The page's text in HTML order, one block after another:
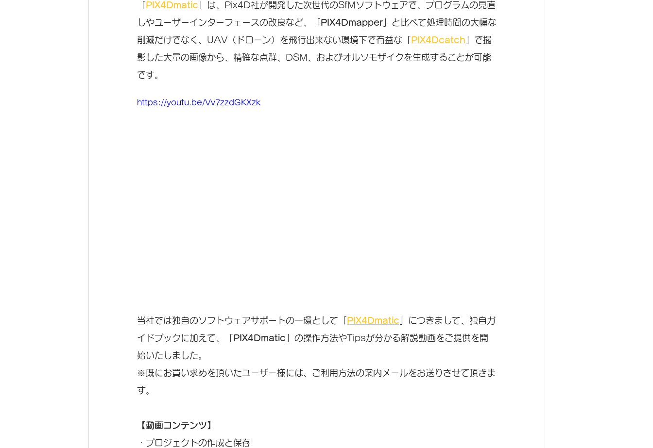
PIX4Dmatic 」は、Pix4D社が開発した次世代のSfMソフトウェアで、プログラムの見直
しやユーザーインターフェースの改良など、「 PIX4Dmapper 」と比べて処理時間の大幅な
削減だけでなく、UAV（ドローン）を飛行出来ない環境下で有益な「 PIX4Dcatch 」で撮
影した大量の画像から、精確な点群、DSM、およびオルソモザイクを生成することが可能
です。
https://youtu.be/Vv7zzdGKXzk
当社では独自のソフトウェアサポートの一環として「 PIX4Dmatic 」につきまして、独自ガ
イドブックに加えて、「 PIX4Dmatic 」の操作方法やTipsが分かる解説動画をご提供を開
始いたしました。
※既にお買い求めを頂いたユーザー様には、ご利用方法の案内メールをお送りさせて頂きま
す。
【動画コンテンツ】
・プロジェクトの作成と保存